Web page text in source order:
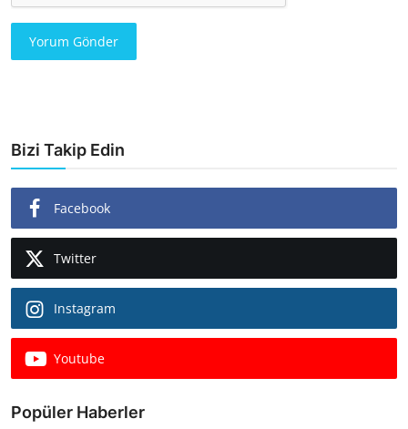
Yorum Gönder
Bizi Takip Edin
Facebook
Twitter
Instagram
Youtube
Popüler Haberler